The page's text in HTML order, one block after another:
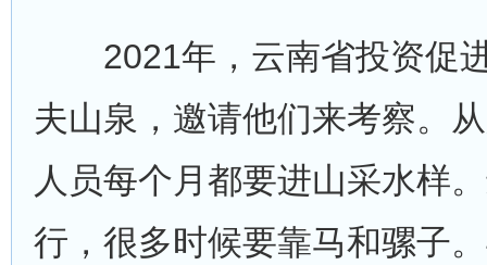
2021年，云南省投资促
夫山泉，邀请他们来考察。
人员每个月都要进山采水样
行，很多时候要靠马和骡子